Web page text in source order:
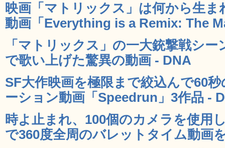
映画「マトリックス」は何から生
動画「Everything is a Remix: The
「マトリックス」の一大銃撃戦シ
で歌い上げた驚異の動画 - DNA
SF大作映画を極限まで絞込んで60
ーション動画「Speedrun」3作品 -
時よ止まれ、100個のカメラを使用
で360度全周のバレットタイム動画